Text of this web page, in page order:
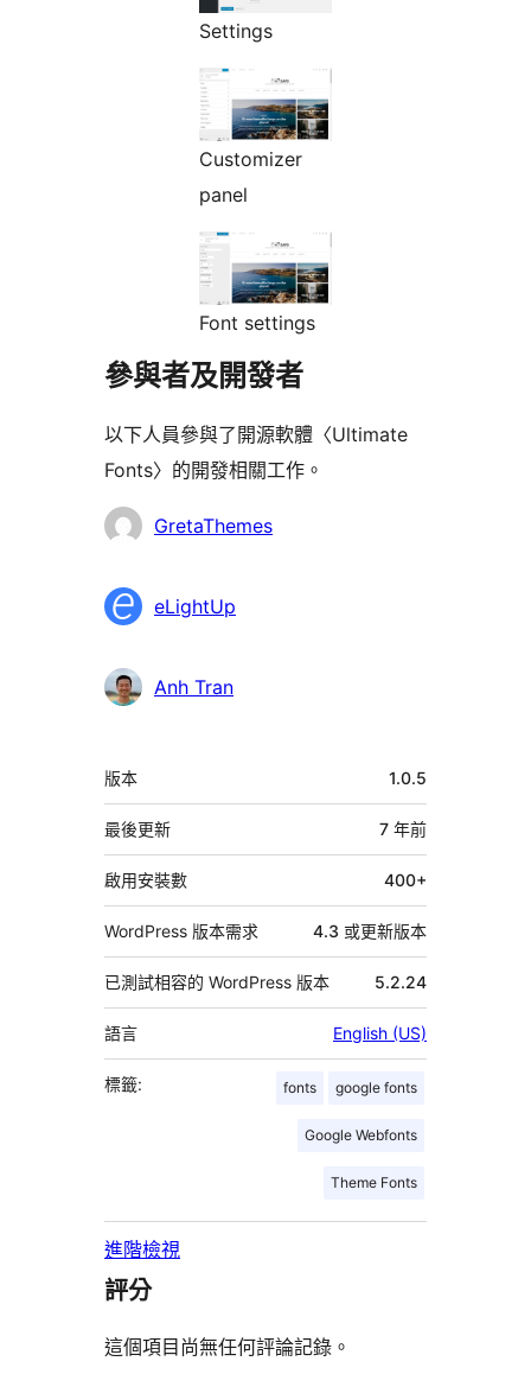
Settings
Customizer
panel
Font settings
參與者及開發者
以下人員參與了開源軟體〈Ultimate
Fonts〉的開發相關工作。
參
者
GretaThemes
eLightUp
Anh Tran
中
繼
資
料
版本 1.0.5
最後更新 7 年前
啟用安裝數 400+
WordPress 版本需求 4.3 或更新版本
已測試相容的 WordPress 版本 5.2.24
語言 English (US)
標籤: fonts google fonts
Google Webfonts
Theme Fonts
進階檢視
評分
這個項目尚無任何評論記錄。